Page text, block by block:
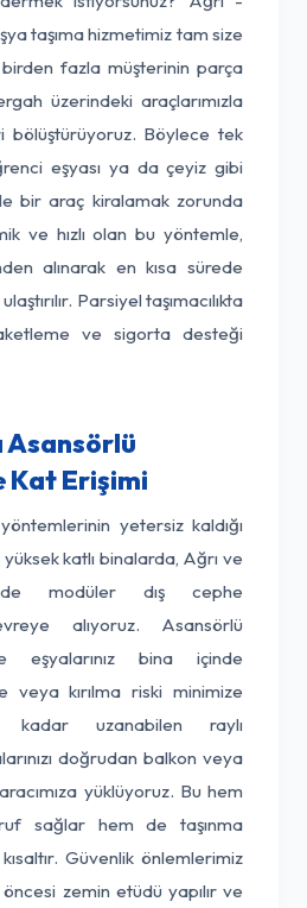
taşıma hizmetimiz tam size
fazla müşterinin parça
üzerindeki araçlarımızla
bölüştürüyoruz. Böylece tek
eşyası ya da çeyiz gibi
bir araç kiralamak zorunda
ve hızlı olan bu yöntemle,
alınarak en kısa sürede
Parsiyel taşımacılıkta
ve sigorta desteği
Asansörlü
Kat Erişimi
yetersiz kaldığı
katlı binalarda, Ağrı ve
modüler dış cephe
alıyoruz. Asansörlü
eşyalarınız bina içinde
veya kırılma riski minimize
uzanabilen raylı
doğrudan balkon veya
yüklüyoruz. Bu hem
sağlar hem de taşınma
Güvenlik önlemlerimiz
zemin etüdü yapılır ve